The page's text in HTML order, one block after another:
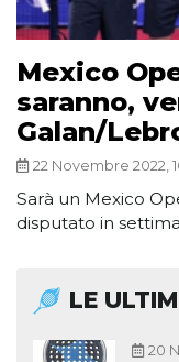
Mexico
saranno,
Galan/
22 Novembre 2022,
Sarà un Mexico
disputato in
LE
20